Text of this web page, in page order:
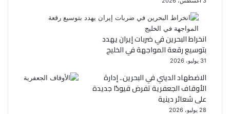
انخراط البحرين في ضربات إيران يهدد
بتوسيع رقعة المواجهة في الخليج
31 يوليو، 2026
الاضطهاد الديني في البحرين.. إدارة
الأوقاف الجعفرية تفرض قيودًا جديدة
على شعائر دينية
28 يوليو، 2026